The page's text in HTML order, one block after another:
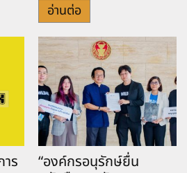
อ่านต่อ
ร
“องค์กรอนุรักษ์ยื่น